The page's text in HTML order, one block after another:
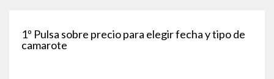
1º Pulsa sobre precio para elegir fecha y tipo de
camarote